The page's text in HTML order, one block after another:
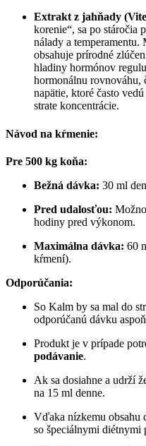
Extrakt z jahňady
korenie“, sa po stáročia
nálady a
obsahuje prírodné
hladiny hormónov
hormonálnu rovnováhu,
napätie, ktoré často
strate koncentrácie.
Návod na kŕmenie:
Pre 500 kg koňa:
Bežná dávka: 30 ml
Pred udalosťou:
hodiny pred výkonom.
Maximálna dávka: 60
kŕmení).
Odporúčania:
So Kalm by sa mal do
odporúčanú dávku
Produkt je v prípade
podávanie.
Ak sa dosiahne a udrží
na 15 ml denne.
Vďaka nízkemu obsahu
so špeciálnymi diétnymi